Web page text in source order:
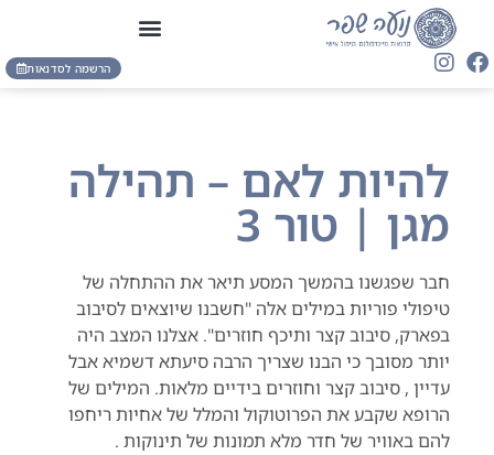
הרשמה לסדנאות
להיות לאם – תהילה
מגן | טור 3
חבר שפגשנו בהמשך המסע תיאר את ההתחלה של
טיפולי פוריות במילים אלה "חשבנו שיוצאים לסיבוב
בפארק, סיבוב קצר ותיכף חוזרים". אצלנו המצב היה
יותר מסובך כי הבנו שצריך הרבה סיעתא דשמיא אבל
עדיין , סיבוב קצר וחוזרים בידיים מלאות. המילים של
הרופא שקבע את הפרוטוקול והמלל של אחיות ריחפו
להם באוויר של חדר מלא תמונות של תינוקות .